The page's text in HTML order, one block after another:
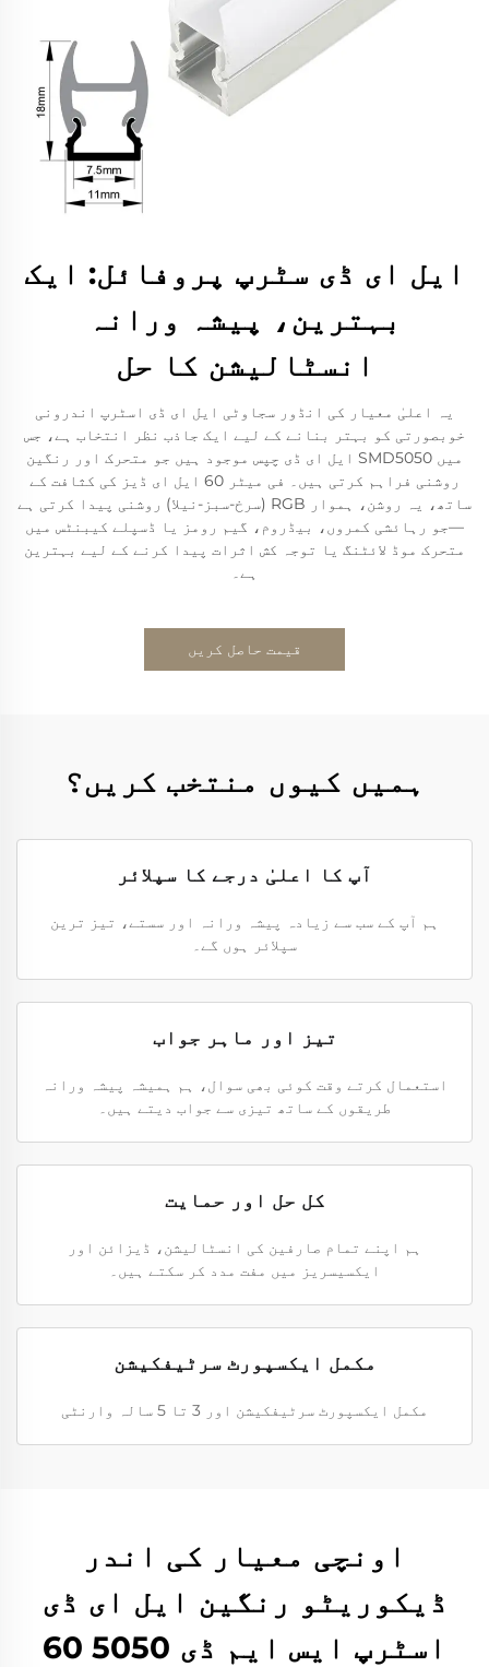
ایل ای ڈی سٹرپ پروفائل: ایک
بہترین، پیشہ ورانہ
انسٹالیشن کا حل
یہ اعلیٰ معیار کی انڈور سجاوٹی ایل ای ڈی اسٹرپ اندرونی
خوبصورتی کو بہتر بنانے کے لیے ایک جاذب نظر انتخاب ہے، جس
میں SMD5050 ایل ای ڈی چپس موجود ہیں جو متحرک اور رنگین
روشنی فراہم کرتی ہیں۔ فی میٹر 60 ایل ای ڈیز کی کثافت کے
ساتھ، یہ روشن، ہموار RGB (سرخ-سبز-نیلا) روشنی پیدا کرتی ہے
—جو رہائشی کمروں، بیڈروم، گیم رومز یا ڈسپلے کیبنٹس میں
متحرک موڈ لائٹنگ یا توجہ کش اثرات پیدا کرنے کے لیے بہترین
ہے۔
قیمت حاصل کریں
ہمیں کیوں منتخب کریں؟
آپ کا اعلیٰ درجے کا سپلائر
ہم آپ کے سب سے زیادہ پیشہ ورانہ اور سستے، تیز ترین
سپلائر ہوں گے۔
تیز اور ماہر جواب
استعمال کرتے وقت کوئی بھی سوال، ہم ہمیشہ پیشہ ورانہ
طریقوں کے ساتھ تیزی سے جواب دیتے ہیں۔
کل حل اور حمایت
ہم اپنے تمام صارفین کی انسٹالیشن، ڈیزائن اور
ایکسیسریز میں مفت مدد کر سکتے ہیں۔
مکمل ایکسپورٹ سرٹیفکیشن
مکمل ایکسپورٹ سرٹیفکیشن اور 3 تا 5 سالہ وارنٹی
اونچی معیار کی اندر
ڈیکوریٹو رنگین ایل ای ڈی
اسٹرپ ایس ایم ڈی 5050 60